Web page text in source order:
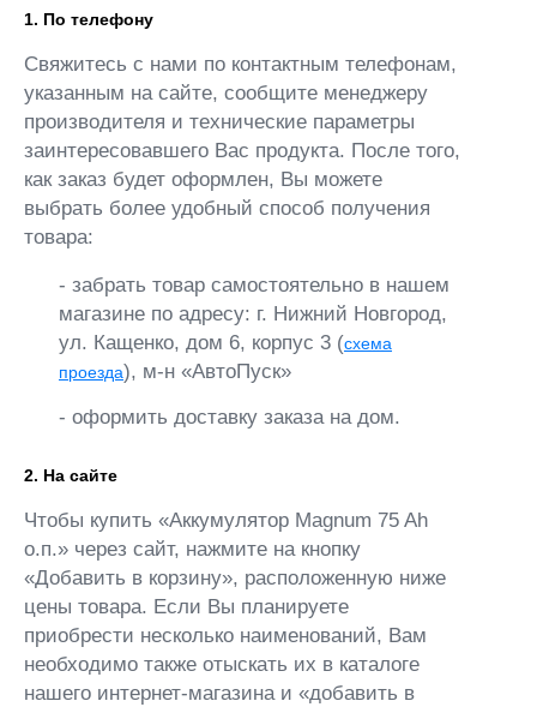
1. По телефону
Свяжитесь с нами по контактным телефонам,
указанным на сайте, сообщите менеджеру
производителя и технические параметры
заинтересовавшего Вас продукта. После того,
как заказ будет оформлен, Вы можете
выбрать более удобный способ получения
товара:
- забрать товар самостоятельно в нашем
магазине по адресу: г. Нижний Новгород,
ул. Кащенко, дом 6, корпус 3 (схема
проезда), м-н «АвтоПуск»
- оформить доставку заказа на дом.
2. На сайте
Чтобы купить «Аккумулятор Magnum 75 Ah
о.п.» через сайт, нажмите на кнопку
«Добавить в корзину», расположенную ниже
цены товара. Если Вы планируете
приобрести несколько наименований, Вам
необходимо также отыскать их в каталоге
нашего интернет-магазина и «добавить в